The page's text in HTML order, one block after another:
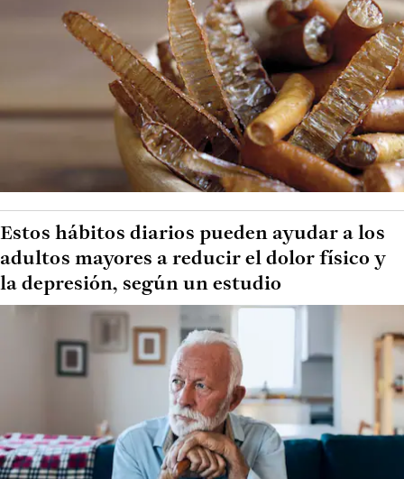
Estos hábitos diarios pueden ayudar a los
adultos mayores a reducir el dolor físico y
la depresión, según un estudio